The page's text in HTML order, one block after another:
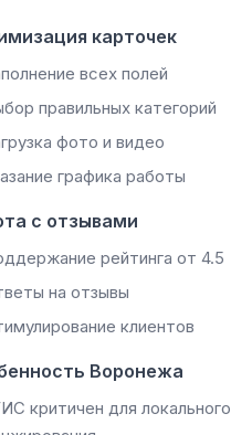
карточек
всех полей
правильных категорий
фото и видео
графика работы
с отзывами
рейтинга от 4.5
на отзывы
клиентов
Воронежа
критичен для локального